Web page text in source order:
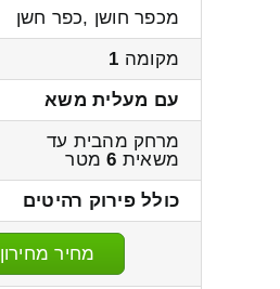
מכפר חושן ,כפר חשן
מקומה 1
עם מעלית משא
מרחק מהבית עד
משאית 6מטר
כולל פירוק רהיטים
מחיר מחירון